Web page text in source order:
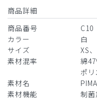
商品詳細
商品番号
C10
カラー
白
サイズ
XS
素材混率
綿
ポ
素材名
PIMA
素材機能
制